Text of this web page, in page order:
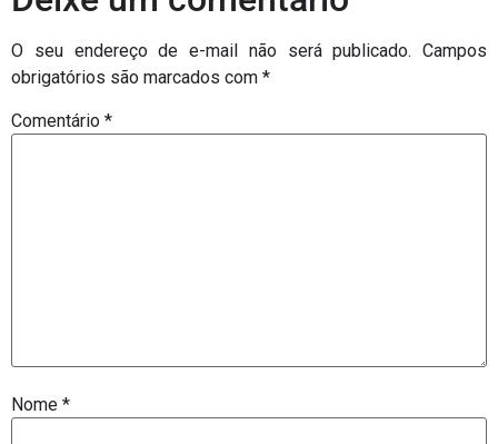
O seu endereço de e-mail não será publicado. Campos
obrigatórios são marcados com *
Comentário *
Nome *